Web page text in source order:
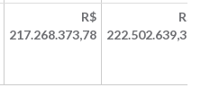
R$
217.268.373,78
R$
222.502.639,31